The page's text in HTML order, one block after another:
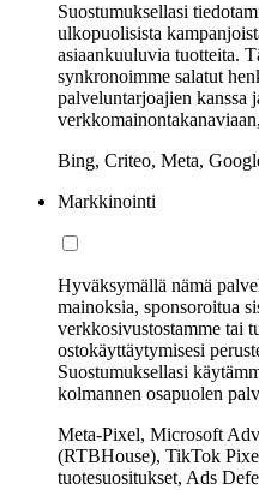
Suostumuksellasi
ulkopuolisista
asiaankuuluvia tuotteita.
synkronoimme salatut
palveluntarjoajien kanssa
Bing, Criteo, Meta,
Markkinointi
Hyväksymällä nämä
mainoksia, sponsoroitua
verkkosivustostamme tai
ostokäyttäytymisesi
Suostumuksellasi
kolmannen osapuolen
Meta-Pixel, Microsoft
(RTBHouse), TikTok
tuotesuositukset, Ads